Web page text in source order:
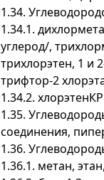
1.34.
1.34.1.
углерод/,
трихлорэтен, 1 и
трифтор-2
1.34.2.
1.35.
соединения,
1.36.
1.36.1. метан,